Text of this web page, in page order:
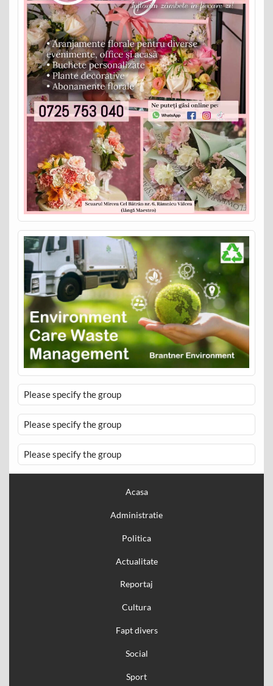
Please specify the group
Please specify the group
Please specify the group
Acasa
Administratie
Politica
Actualitate
Reportaj
Cultura
Fapt divers
Social
Sport